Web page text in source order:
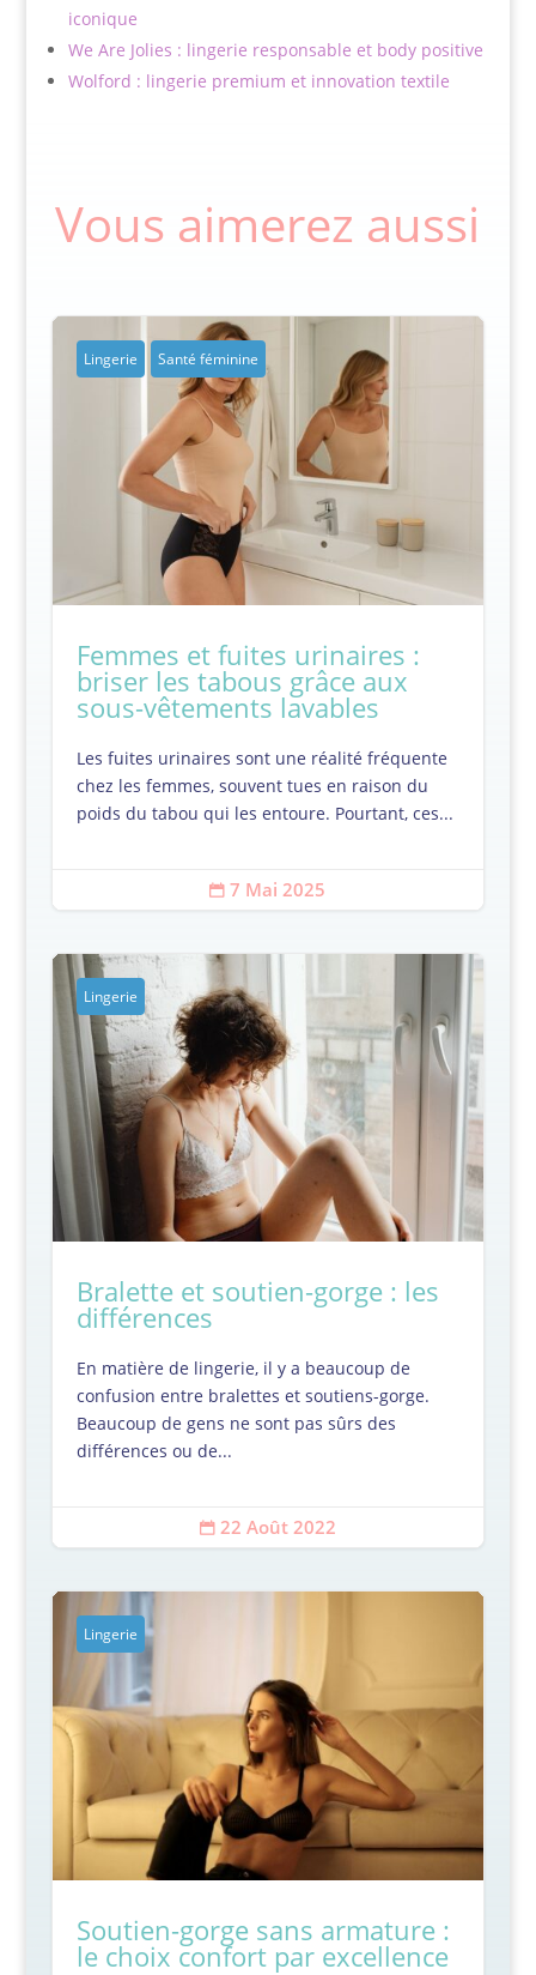
iconique
We Are Jolies : lingerie responsable et body positive
Wolford : lingerie premium et innovation textile
Vous aimerez aussi
Lingerie Santé féminine
Femmes et fuites urinaires :
briser les tabous grâce aux
sous-vêtements lavables
Les fuites urinaires sont une réalité fréquente
chez les femmes, souvent tues en raison du
poids du tabou qui les entoure. Pourtant, ces...
 7 Mai 2025
Lingerie
Bralette et soutien-gorge : les
différences
En matière de lingerie, il y a beaucoup de
confusion entre bralettes et soutiens-gorge.
Beaucoup de gens ne sont pas sûrs des
différences ou de...
 22 Août 2022
Lingerie
Soutien-gorge sans armature :
le choix confort par excellence